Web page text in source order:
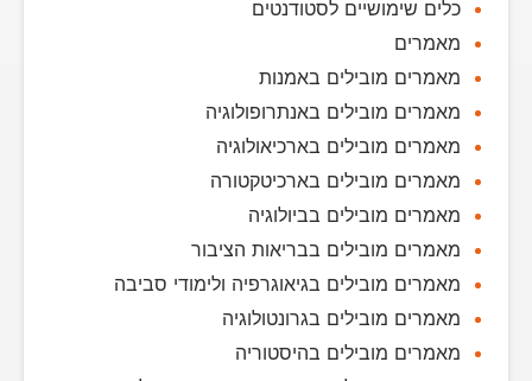
כלים שימושיים לסטודנטים
מאמרים
מאמרים מובילים באמנות
מאמרים מובילים באנתרופולוגיה
מאמרים מובילים בארכיאולוגיה
מאמרים מובילים בארכיטקטורה
מאמרים מובילים בביולוגיה
מאמרים מובילים בבריאות הציבור
מאמרים מובילים בגיאוגרפיה ולימודי סביבה
מאמרים מובילים בגרונטולוגיה
מאמרים מובילים בהיסטוריה